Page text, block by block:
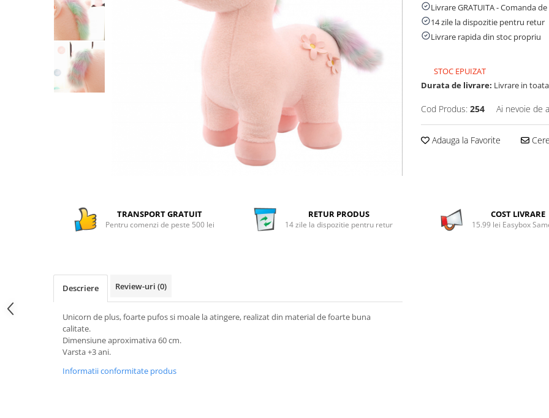
Tablite educative
Livrare GRATUITA - Comanda
14 zile la dispozitie pentru retur
Livrare rapida din stoc propriu
STOC EPUIZAT
Durata de livrare: Livrare in
Cod Produs: 254 Ai nevoie de
Adauga la Favorite
TRANSPORT GRATUIT
Pentru comenzi de peste 500 lei
RETUR PRODUS
14 zile la dispozitie pentru retur
COST LIVRARE
15.99 lei Easybox
Descriere Review-uri (0)
Unicorn de plus, foarte pufos si moale la atingere, realizat din material de foarte buna
calitate.
Dimensiune aproximativa 60 cm.
Varsta +3 ani.
Informatii conformitate produs